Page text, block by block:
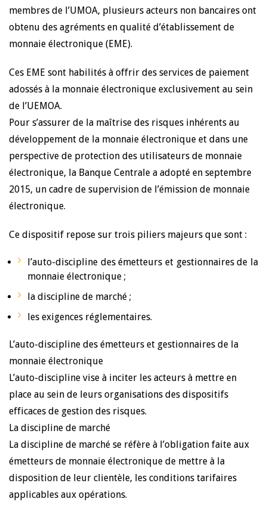
membres de l’UMOA, plusieurs acteurs non bancaires ont
obtenu des agréments en qualité d’établissement de
monnaie électronique (EME).
Ces EME sont habilités à offrir des services de paiement
adossés à la monnaie électronique exclusivement au sein
de l’UEMOA.
Pour s’assurer de la maîtrise des risques inhérents au
développement de la monnaie électronique et dans une
perspective de protection des utilisateurs de monnaie
électronique, la Banque Centrale a adopté en septembre
2015, un cadre de supervision de l’émission de monnaie
électronique.
Ce dispositif repose sur trois piliers majeurs que sont :
l’auto-discipline des émetteurs et gestionnaires de la
monnaie électronique ;
la discipline de marché ;
les exigences réglementaires.
L’auto-discipline des émetteurs et gestionnaires de la
monnaie électronique
L’auto-discipline vise à inciter les acteurs à mettre en
place au sein de leurs organisations des dispositifs
efficaces de gestion des risques.
La discipline de marché
La discipline de marché se réfère à l’obligation faite aux
émetteurs de monnaie électronique de mettre à la
disposition de leur clientèle, les conditions tarifaires
applicables aux opérations.